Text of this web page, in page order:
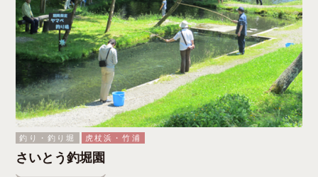
釣り・釣り堀 虎杖浜・竹浦
さいとう釣堀園